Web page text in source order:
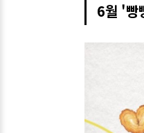
6월 '빵